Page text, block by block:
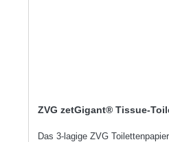
ZVG zetGigant® Tissue-
Das 3-lagige ZVG